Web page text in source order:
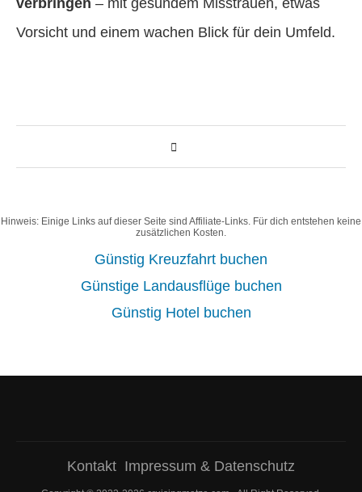
verbringen – mit gesundem Misstrauen, etwas
Vorsicht und einem wachen Blick für dein Umfeld.
Hinweis: Einige Links auf dieser Seite sind Affiliate-Links. Für dich entstehen keine
zusätzlichen Kosten.
Günstig Kreuzfahrt buchen
Günstige Landausflüge buchen
Günstig Hotel buchen
Kontakt Impressum & Datenschutz